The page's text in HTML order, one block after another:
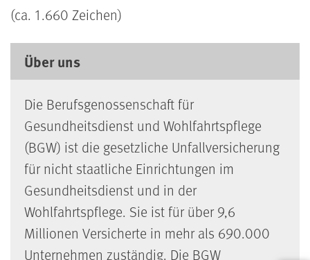
(ca. 1.660 Zeichen)
Über uns
Die Berufsgenossenschaft für
Gesundheitsdienst und Wohlfahrtspflege
(BGW) ist die gesetzliche Unfallversicherung
für nicht staatliche Einrichtungen im
Gesundheitsdienst und in der
Wohlfahrtspflege. Sie ist für über 9,6
Millionen Versicherte in mehr als 690.000
Unternehmen zuständig. Die BGW